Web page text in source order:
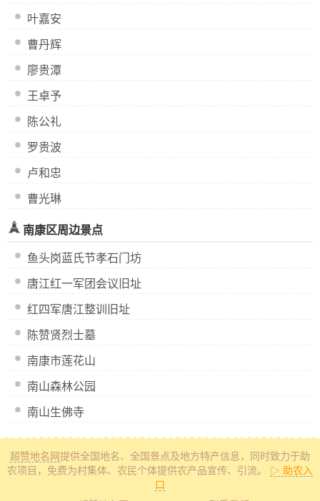
叶嘉安
曹丹辉
廖贵潭
王卓予
陈公礼
罗贵波
卢和忠
曹光琳
南康区周边景点
鱼头岗蓝氏节孝石门坊
唐江红一军团会议旧址
红四军唐江整训旧址
陈赞贤烈士墓
南康市莲花山
南山森林公园
南山生佛寺
超赞地名网提供全国地名、全国景点及地方特产信息 ，同时致力于助
农项目，免费为村集体、农民个体提供农产品宣传、引流。
▷ 助农入
口